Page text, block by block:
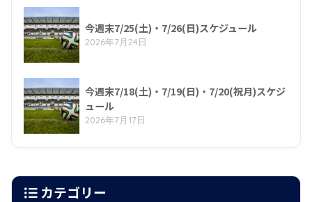
今週末7/25(土)・7/26(日)スケジュール
2026年7月24日
今週末7/18(土)・7/19(日)・7/20(祝月)スケジ
ュール
2026年7月17日
カテゴリー